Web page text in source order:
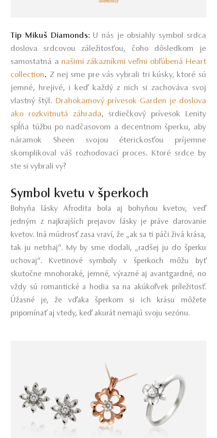
Tip Mikuš Diamonds: U nás je obsiahly symbol srdca
doslova srdcovou záležitosťou, čoho dôsledkom je
samostatná a našimi zákazníkmi veľmi obľúbená Heart
collection. Z nej sme pre vás vybrali tri kúsky, ktoré sú
jemné, hrejivé, i keď každý z nich si zachováva svoj
vlastný štýl. Drahokamový prívesok Garden je doslova
ako rozkvitnutá záhrada, srdiečkový prívesok Lenity
spĺňa túžbu po nadčasovom a decentnom šperku, aby
náramok Sheen svojou éterickosťou príjemne
skomplikoval váš rozhodovací proces. Ktoré srdce by
ste si vybrali vy?
Symbol kvetu v šperkoch
Bohyňa lásky Afrodita bola aj bohyňou kvetov, veď
jedným z najkrajších prejavov lásky je práve darovanie
kvetov. Iná múdrosť zasa vraví, že „ak sa ti páči živá krása,
tak ju netrhaj“. My by sme dodali, „radšej ju do šperku
uchovaj“. Kvetinové symboly v šperkoch môžu byť
skutočne mnohoraké, jemné, výrazné aj avantgardné, no
vždy sú romantické a hodia sa na akúkoľvek príležitosť.
Úžasné je, že vďaka šperkom si ich krásu môžete
pripomínať aj vtedy, keď akurát nemajú svoju sezónu.